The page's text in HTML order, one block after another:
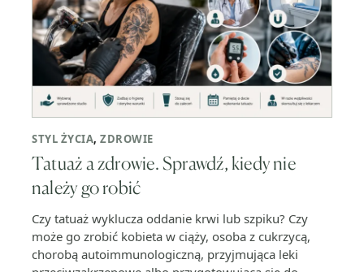
STYL ŻYCIA,ZDROWIE
Tatuaż a zdrowie. Sprawdź, kiedy nie
należy go robić
Czy tatuaż wyklucza oddanie krwi lub szpiku? Czy
może go zrobić kobieta w ciąży, osoba z cukrzycą,
chorobą autoimmunologiczną, przyjmująca leki